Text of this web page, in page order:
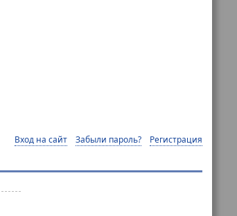
Вход на сайт Забыли пароль? Регистрация